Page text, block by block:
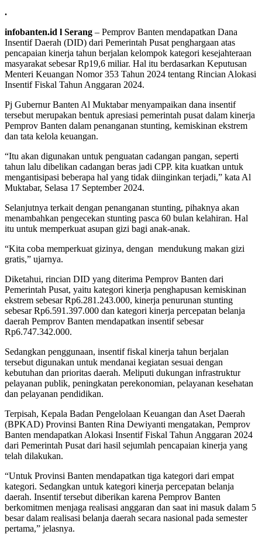
.
infobanten.id l Serang – Pemprov Banten mendapatkan Dana
Insentif Daerah (DID) dari Pemerintah Pusat penghargaan atas
pencapaian kinerja tahun berjalan kelompok kategori kesejahteraan
masyarakat sebesar Rp19,6 miliar. Hal itu berdasarkan Keputusan
Menteri Keuangan Nomor 353 Tahun 2024 tentang Rincian Alokasi
Insentif Fiskal Tahun Anggaran 2024.
Pj Gubernur Banten Al Muktabar menyampaikan dana insentif
tersebut merupakan bentuk apresiasi pemerintah pusat dalam kinerja
Pemprov Banten dalam penanganan stunting, kemiskinan ekstrem
dan tata kelola keuangan.
“Itu akan digunakan untuk penguatan cadangan pangan, seperti
tahun lalu dibelikan cadangan beras jadi CPP. kita kuatkan untuk
mengantisipasi beberapa hal yang tidak diinginkan terjadi,” kata Al
Muktabar, Selasa 17 September 2024.
Selanjutnya terkait dengan penanganan stunting, pihaknya akan
menambahkan pengecekan stunting pasca 60 bulan kelahiran. Hal
itu untuk memperkuat asupan gizi bagi anak-anak.
“Kita coba memperkuat gizinya, dengan mendukung makan gizi
gratis,” ujarnya.
Diketahui, rincian DID yang diterima Pemprov Banten dari
Pemerintah Pusat, yaitu kategori kinerja penghapusan kemiskinan
ekstrem sebesar Rp6.281.243.000, kinerja penurunan stunting
sebesar Rp6.591.397.000 dan kategori kinerja percepatan belanja
daerah Pemprov Banten mendapatkan insentif sebesar
Rp6.747.342.000.
Sedangkan penggunaan, insentif fiskal kinerja tahun berjalan
tersebut digunakan untuk mendanai kegiatan sesuai dengan
kebutuhan dan prioritas daerah. Meliputi dukungan infrastruktur
pelayanan publik, peningkatan perekonomian, pelayanan kesehatan
dan pelayanan pendidikan.
Terpisah, Kepala Badan Pengelolaan Keuangan dan Aset Daerah
(BPKAD) Provinsi Banten Rina Dewiyanti mengatakan, Pemprov
Banten mendapatkan Alokasi Insentif Fiskal Tahun Anggaran 2024
dari Pemerintah Pusat dari hasil sejumlah pencapaian kinerja yang
telah dilakukan.
“Untuk Provinsi Banten mendapatkan tiga kategori dari empat
kategori. Sedangkan untuk kategori kinerja percepatan belanja
daerah. Insentif tersebut diberikan karena Pemprov Banten
berkomitmen menjaga realisasi anggaran dan saat ini masuk dalam 5
besar dalam realisasi belanja daerah secara nasional pada semester
pertama,” jelasnya.